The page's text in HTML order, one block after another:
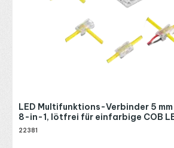
LED Multifunktions-Verbinder 5
8-in-1, lötfrei für einfarbige COB
22381